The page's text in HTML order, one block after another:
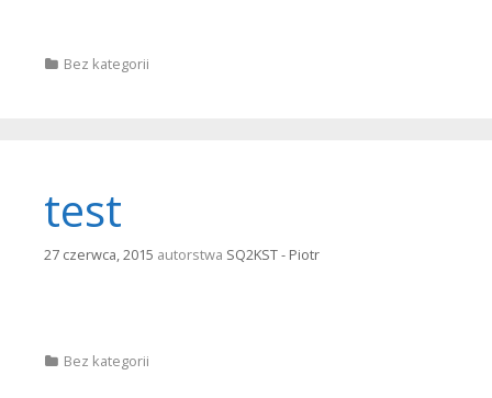
Categories
Bez kategorii
test
27 czerwca, 2015 autorstwa SQ2KST - Piotr
Categories
Bez kategorii